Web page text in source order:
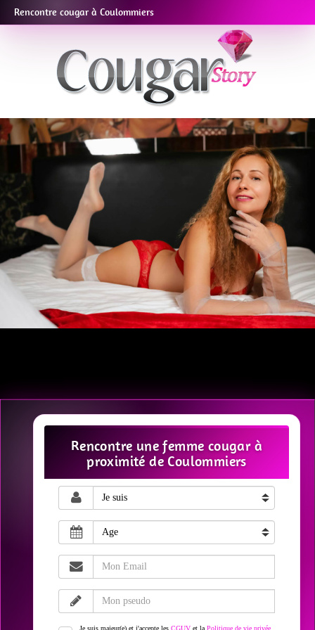
Rencontre cougar à Coulommiers
Rencontre une femme cougar à
proximité de Coulommiers
Je suis majeur(e) et j'accepte les CGUV et la Politique de vie privée